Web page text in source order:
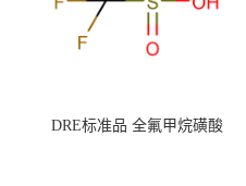
DRE标准品 全氟甲烷磺酸